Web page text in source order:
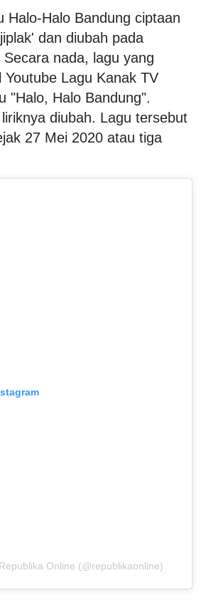
Halo-Halo Bandung ciptaan
dan diubah pada
nada, lagu yang
Youtube Lagu Kanak TV
"Halo, Halo Bandung".
diubah. Lagu tersebut
27 Mei 2020 atau tiga
Online (@republikaonline)